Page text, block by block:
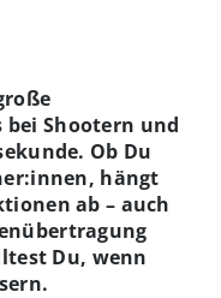
bei Shootern und
Ob Du
hängt
ab – auch
Du, wenn